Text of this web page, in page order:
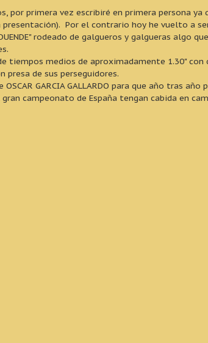
primera vez escribiré en primera persona ya
Por el contrario hoy he vuelto a
rodeado de galgueros y galgueras algo
medios de aproximadamente 1.30"
de sus perseguidores.
GARCIA GALLARDO para que año tras
campeonato de España tengan cabida en